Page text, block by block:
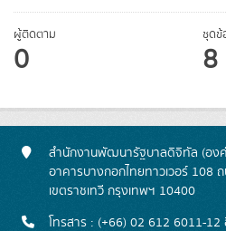
ผู้ติดตาม
0
ชุด
8
สำนักงานพัฒนารัฐบาลดิจิทัล (อง
อาคารบางกอกไทยทาวเวอร์ 108
เขตราชเทวี กรุงเทพฯ 10400
โทรสาร : (+66) 02 612 6011-12